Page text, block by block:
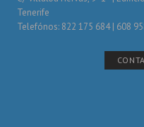
Tenerife
Telefónos: 822 175 684 | 608